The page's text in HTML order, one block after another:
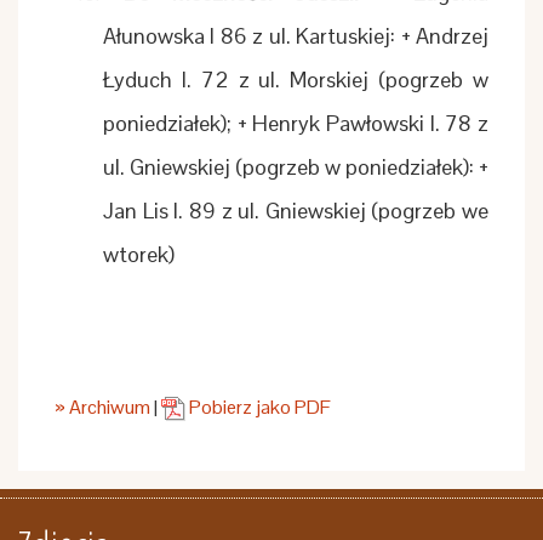
Ałunowska l 86 z ul. Kartuskiej: + Andrzej
Łyduch l. 72 z ul. Morskiej (pogrzeb w
poniedziałek); + Henryk Pawłowski l. 78 z
ul. Gniewskiej (pogrzeb w poniedziałek): +
Jan Lis l. 89 z ul. Gniewskiej (pogrzeb we
wtorek)
» Archiwum| Pobierz jako PDF